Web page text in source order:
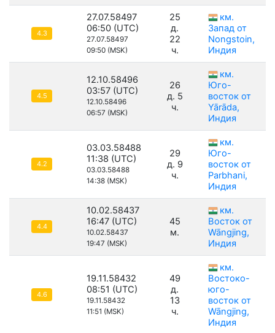
4.3
27.07.58497
06:50 (UTC)
27.07.58497
09:50 (MSK)
25
д.
22
ч.
км.
Запад от
Nongstoin,
Индия
4.5
12.10.58496
03:57 (UTC)
12.10.58496
06:57 (MSK)
26
д. 5
ч.
км.
Юго-
восток от
Yārāda,
Индия
4.2
03.03.58488
11:38 (UTC)
03.03.58488
14:38 (MSK)
29
д. 9
ч.
км.
Юго-
восток от
Parbhani,
Индия
4.4
10.02.58437
16:47 (UTC)
10.02.58437
19:47 (MSK)
45
м.
км.
Восток от
Wāngjing,
Индия
4.6
19.11.58432
08:51 (UTC)
19.11.58432
11:51 (MSK)
49
д.
13
ч.
км.
Востоко-
юго-
восток от
Wāngjing,
Индия